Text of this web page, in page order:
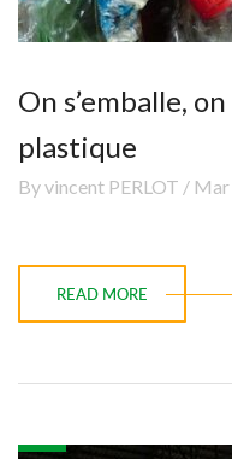
On s’emballe,
plastique
By vincent PERLOT /
READ MORE